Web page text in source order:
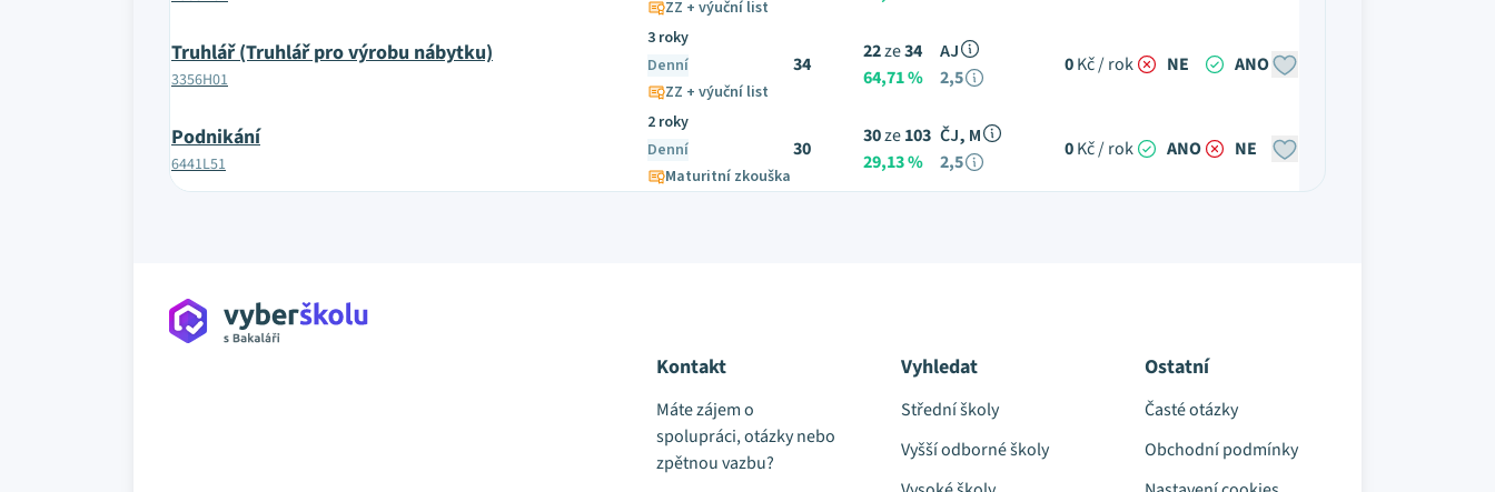
ZZ + výuční list
Truhlář (Truhlář pro výrobu nábytku)
3356H01
3 roky
Denní
ZZ + výuční list
34
22ze34
64,71 %
AJ
2,5
0Kč / rok NE ANO
Podnikání
6441L51
2 roky
Denní
Maturitní zkouška
30
30ze103
29,13 %
ČJ, M
2,5
0Kč / rok ANO NE
Kontakt
Máte zájem o
spolupráci, otázky nebo
zpětnou vazbu?
Vyhledat
Střední školy
Vyšší odborné školy
Ostatní
Časté otázky
Obchodní podmínky